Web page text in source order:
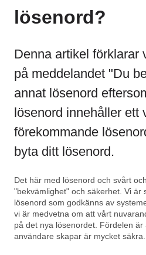
lösenord?
Denna artikel förklarar
på meddelandet "Du
annat lösenord
lösenord innehåller ett
förekommande
byta ditt lösenord.
Det här med lösenord och svårt
"bekvämlighet" och säkerhet. Vi är
lösenord som godkänns av
vi är medvetna om att vårt
på det nya lösenordet. Fördelen är
användare skapar är mycket säkra.